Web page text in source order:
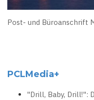
Post- und Büroanschrift
PCLMedia+
"Drill, Baby, Drill!":